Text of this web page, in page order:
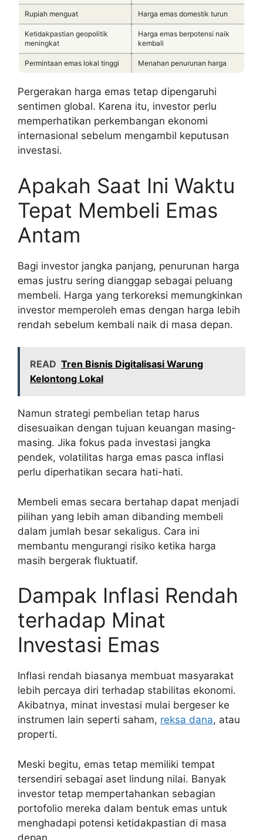
Rupiah menguat Harga emas domestik turun
Ketidakpastian geopolitik
meningkat
Harga emas berpotensi naik
kembali
Permintaan emas lokal tinggi Menahan penurunan harga
Pergerakan harga emas tetap dipengaruhi
sentimen global. Karena itu, investor perlu
memperhatikan perkembangan ekonomi
internasional sebelum mengambil keputusan
investasi.
Apakah Saat Ini Waktu
Tepat Membeli Emas
Antam
Bagi investor jangka panjang, penurunan harga
emas justru sering dianggap sebagai peluang
membeli. Harga yang terkoreksi memungkinkan
investor memperoleh emas dengan harga lebih
rendah sebelum kembali naik di masa depan.
READ Tren Bisnis Digitalisasi Warung
Kelontong Lokal
Namun strategi pembelian tetap harus
disesuaikan dengan tujuan keuangan masing-
masing. Jika fokus pada investasi jangka
pendek, volatilitas harga emas pasca inflasi
perlu diperhatikan secara hati-hati.
Membeli emas secara bertahap dapat menjadi
pilihan yang lebih aman dibanding membeli
dalam jumlah besar sekaligus. Cara ini
membantu mengurangi risiko ketika harga
masih bergerak fluktuatif.
Dampak Inflasi Rendah
terhadap Minat
Investasi Emas
Inflasi rendah biasanya membuat masyarakat
lebih percaya diri terhadap stabilitas ekonomi.
Akibatnya, minat investasi mulai bergeser ke
instrumen lain seperti saham, reksa dana, atau
properti.
Meski begitu, emas tetap memiliki tempat
tersendiri sebagai aset lindung nilai. Banyak
investor tetap mempertahankan sebagian
portofolio mereka dalam bentuk emas untuk
menghadapi potensi ketidakpastian di masa
depan.